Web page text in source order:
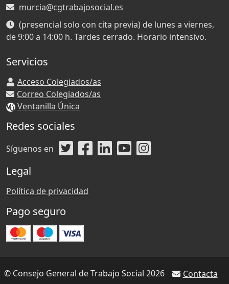
murcia@cgtrabajosocial.es
(presencial solo con cita previa) de lunes a viernes,
de 9:00 a 14:00 h. Tardes cerrado. Horario intensivo.
Servicios
Acceso Colegiados/as
Correo Colegiados/as
Ventanilla Única
Redes sociales
Síguenos en
Legal
Política de privacidad
Pago seguro
© Consejo General de Trabajo Social 2026 Contacta